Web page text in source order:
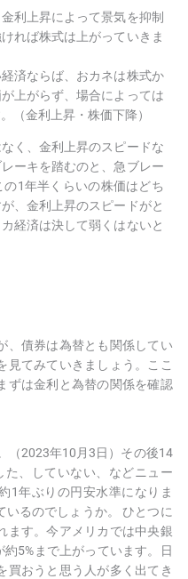
利上昇によって景気を抑制
れば株式は上がっていきま
済ならば、おカネは株式か
上がらず、場合によっては
（金利上昇・株価下降）
く、金利上昇のスピードな
ーキを踏むのと、急ブレー
1年半くらいの株価はどち
、金利上昇のスピードがと
経済は決して弱くはないと
、債券は為替とも関係してい
見てみていきましょう。ここ
ずは金利と為替の関係を確認
（2023年10月3日）その後14
、していない、などニュー
1年ぶりの円安水準になりま
いるのでしょうか。 ひとつに
ます。今アメリカでは中央銀
5%まで上がっています。日
買おうと思う人が多く出てき